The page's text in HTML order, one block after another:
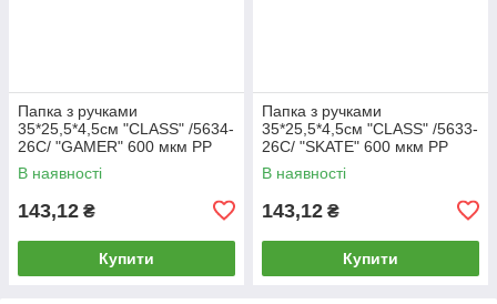
Папка з ручками
35*25,5*4,5см "CLASS" /5634-
26C/ "GAMER" 600 мкм РР
(1/60)
В наявності
143,12 ₴
Купити
Папка з ручками
35*25,5*4,5см "CLASS" /5633-
26C/ "SKATE" 600 мкм РР
(1/60)
В наявності
143,12 ₴
Купити